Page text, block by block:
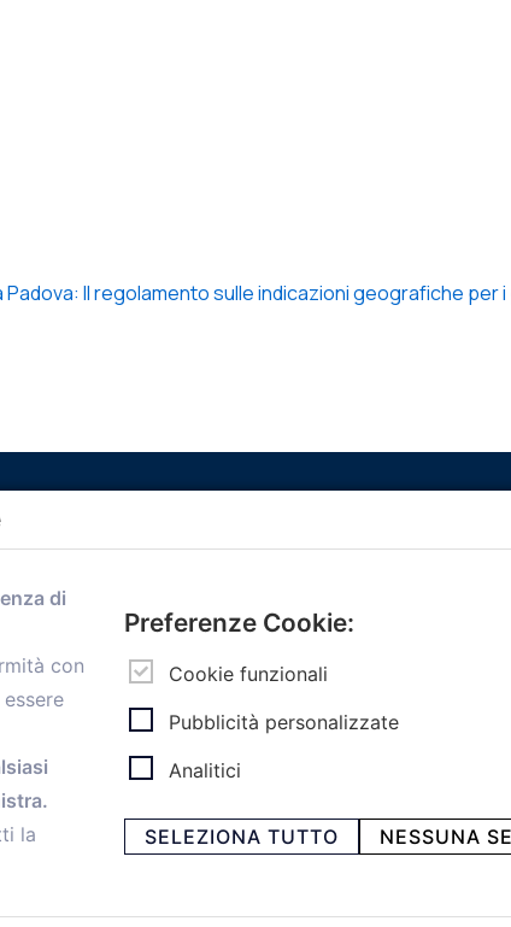
Padova: Il regolamento sulle indicazioni geografiche
Menù
Home
Servizi
Convenzioni
Informazioni Ex L. 124/2017
personal
di
con
la
Preferenze Cookie:
Cookie funzionali
Pubblicità personalizzate
Analitici
SELEZIONA TUTTO NESSUNA